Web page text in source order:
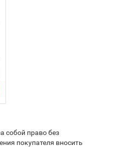
собой право без
покупателя вносить